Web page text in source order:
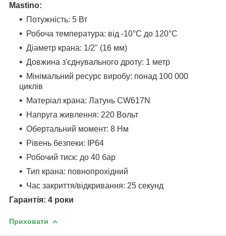
Mastino:
Потужність: 5 Вт
Робоча температура: від -10°C до 120°C
Діаметр крана: 1/2" (16 мм)
Довжина з'єднувального дроту: 1 метр
Мінімальний ресурс виробу: понад 100 000
циклів
Матеріал крана: Латунь CW617N
Напруга живлення: 220 Вольт
Обертальний момент: 8 Нм
Рівень безпеки: IP64
Робочий тиск: до 40 бар
Тип крана: повнопрохідний
Час закриття/відкривання: 25 секунд
Гарантія: 4 роки
Приховати